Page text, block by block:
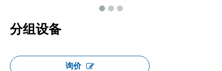
分组设备
询价